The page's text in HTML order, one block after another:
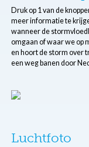
Druk op 1 van de
meer informatie te
wanneer de
omgaan of waar we op
en hoort de storm over
een weg banen door
Luchtfoto